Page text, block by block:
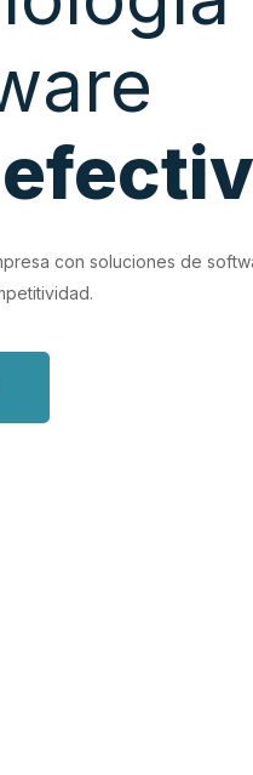
con soluciones de
que